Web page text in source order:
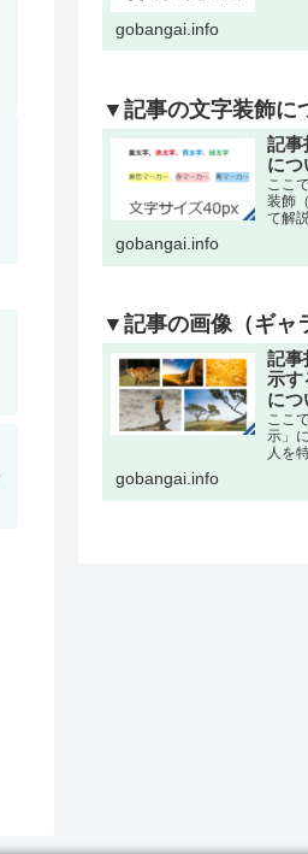
各々
gobangai.info
▼記事の文字装飾に
記事
につ
ここ
装飾
て解
を「
順を
成・
い…
gobangai.info
▼記事の画像（ギャ
記事
示す
につ
ここ
示」
人を
場合
ただ
個人
gobangai.info